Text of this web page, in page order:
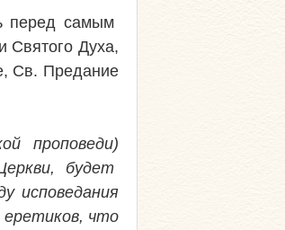
перед самым
Святого Духа,
Св. Предание
проповеди)
будет
исповедания
что